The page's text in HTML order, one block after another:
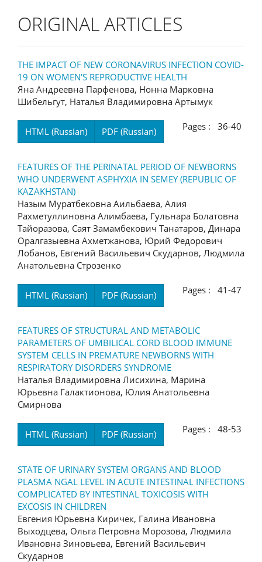
ORIGINAL ARTICLES
THE IMPACT OF NEW CORONAVIRUS INFECTION COVID-
19 ON WOMEN'S REPRODUCTIVE HEALTH
Яна Андреевна Парфенова, Нонна Марковна
Шибельгут, Наталья Владимировна Артымук
HTML (Russian) PDF (Russian) Pages : 36-40
FEATURES OF THE PERINATAL PERIOD OF NEWBORNS
WHO UNDERWENT ASPHYXIA IN SEMEY (REPUBLIC OF
KAZAKHSTAN)
Назым Муратбековна Аильбаева, Алия
Рахметуллиновна Алимбаева, Гульнара Болатовна
Тайоразова, Саят Замамбекович Танатаров, Динара
Оралгазыевна Ахметжанова, Юрий Федорович
Лобанов, Евгений Васильевич Скударнов, Людмила
Анатольевна Строзенко
HTML (Russian) PDF (Russian) Pages : 41-47
FEATURES OF STRUCTURAL AND METABOLIC
PARAMETERS OF UMBILICAL CORD BLOOD IMMUNE
SYSTEM CELLS IN PREMATURE NEWBORNS WITH
RESPIRATORY DISORDERS SYNDROME
Наталья Владимировна Лисихина, Марина
Юрьевна Галактионова, Юлия Анатольевна
Смирнова
HTML (Russian) PDF (Russian) Pages : 48-53
STATE OF URINARY SYSTEM ORGANS AND BLOOD
PLASMA NGAL LEVEL IN ACUTE INTESTINAL INFECTIONS
COMPLICATED BY INTESTINAL TOXICOSIS WITH
EXCOSIS IN CHILDREN
Евгения Юрьевна Киричек, Галина Ивановна
Выходцева, Ольга Петровна Морозова, Людмила
Ивановна Зиновьева, Евгений Васильевич
Скударнов